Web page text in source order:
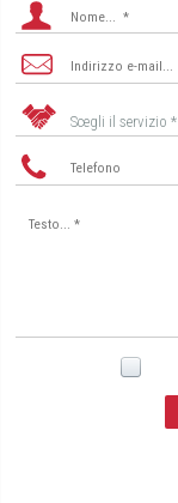
Scegli il servizio *